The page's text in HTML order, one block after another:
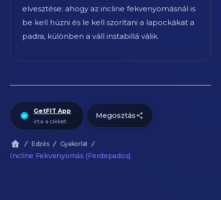
elvesztése: ahogy az incline fekvenyomásnál is
be kell húzni és le kell szorítani a lapockákat a
padra, különben a váll instabillá válik.
GetFIT App
írta a cikket.
Megosztás
Edzés Gyakorlat
Incline Fekvenyomás (Ferdepados)